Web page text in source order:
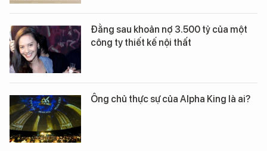
Đằng sau khoản nợ 3.500 tỷ của một
công ty thiết kế nội thất
Ông chủ thực sự của Alpha King là ai?